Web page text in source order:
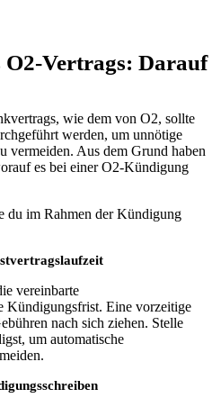
O2-Vertrags: Darauf
wie dem von O2, sollte
werden, um unnötige
vermeiden. Aus dem Grund haben
es bei einer O2-Kündigung
du im Rahmen der Kündigung
vereinbarte
Kündigungsfrist. Eine vorzeitige
nach sich ziehen. Stelle
um automatische